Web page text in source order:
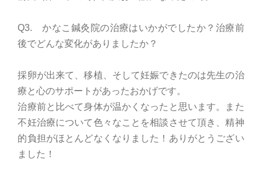
Q3. かなこ鍼灸院の治療はいかがでしたか？治療前
後でどんな変化がありましたか？
採卵が出来て、移植、そして妊娠できたのは先生の治
療と心のサポートがあったおかげです。
治療前と比べて身体が温かくなったと思います。また
不妊治療について色々なことを相談させて頂き、精神
的負担がほとんどなくなりました！ありがとうござい
ました！